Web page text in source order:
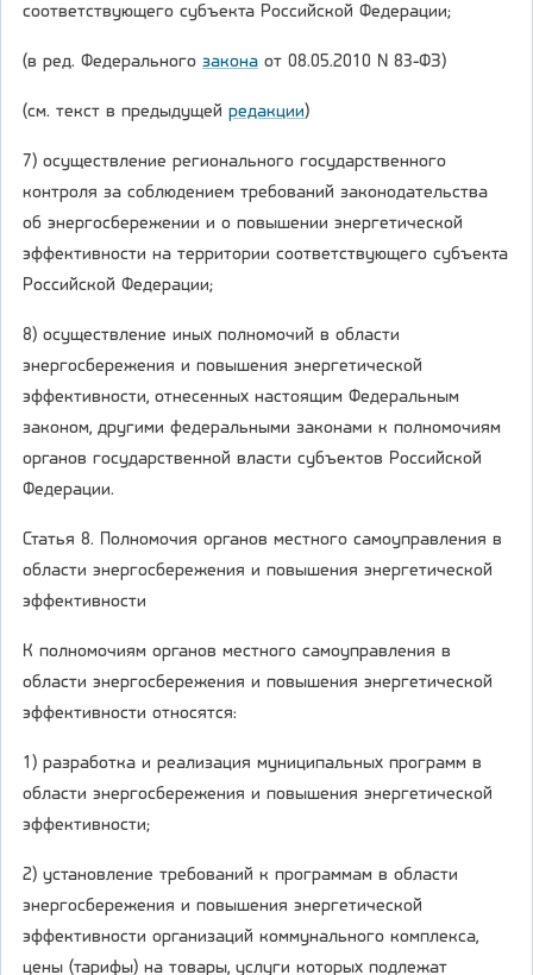
соответствующего субъекта Российской Федерации;
(в ред. Федерального закона от 08.05.2010 N 83-ФЗ)
(см. текст в предыдущей редакции)
7) осуществление регионального государственного
контроля за соблюдением требований законодательства
об энергосбережении и о повышении энергетической
эффективности на территории соответствующего субъекта
Российской Федерации;
8) осуществление иных полномочий в области
энергосбережения и повышения энергетической
эффективности, отнесенных настоящим Федеральным
законом, другими федеральными законами к полномочиям
органов государственной власти субъектов Российской
Федерации.
Статья 8. Полномочия органов местного самоуправления в
области энергосбережения и повышения энергетической
эффективности
К полномочиям органов местного самоуправления в
области энергосбережения и повышения энергетической
эффективности относятся:
1) разработка и реализация муниципальных программ в
области энергосбережения и повышения энергетической
эффективности;
2) установление требований к программам в области
энергосбережения и повышения энергетической
эффективности организаций коммунального комплекса,
цены (тарифы) на товары, услуги которых подлежат